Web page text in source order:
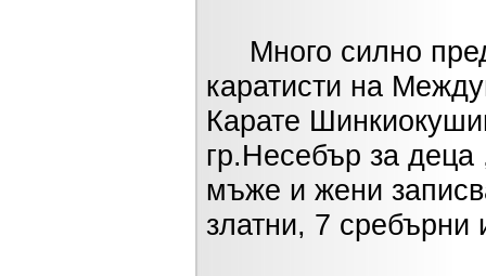
Много силно
каратисти на
Карате
гр.Несебър за
мъже и жени
златни, 7 сребърни